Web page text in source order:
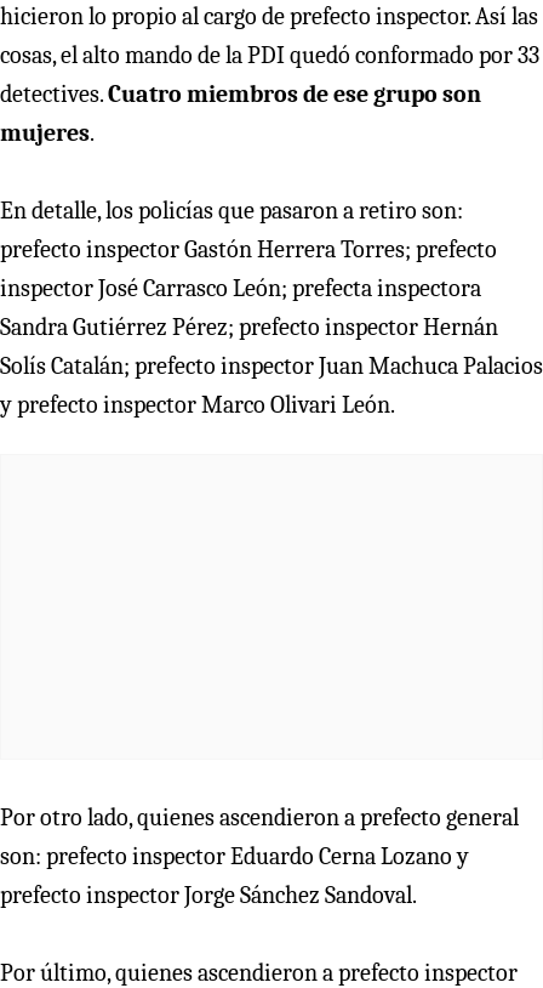
hicieron lo propio al cargo de prefecto inspector. Así las
cosas, el alto mando de la PDI quedó conformado por 33
detectives.Cuatro miembros de ese grupo son
mujeres.
En detalle, los policías que pasaron a retiro son:
prefecto inspector Gastón Herrera Torres; prefecto
inspector José Carrasco León; prefecta inspectora
Sandra Gutiérrez Pérez; prefecto inspector Hernán
Solís Catalán; prefecto inspector Juan Machuca Palacios
y prefecto inspector Marco Olivari León.
Por otro lado, quienes ascendieron a prefecto general
son: prefecto inspector Eduardo Cerna Lozano y
prefecto inspector Jorge Sánchez Sandoval.
Por último, quienes ascendieron a prefecto inspector